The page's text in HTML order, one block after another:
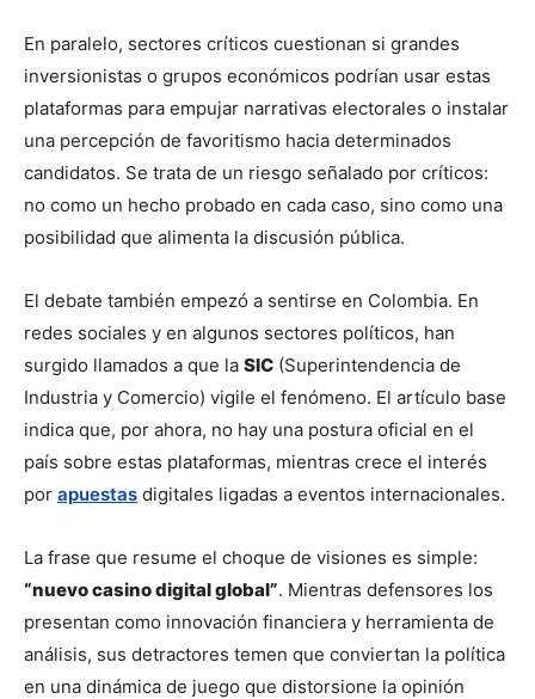
En paralelo, sectores críticos cuestionan si grandes
inversionistas o grupos económicos podrían usar estas
plataformas para empujar narrativas electorales o instalar
una percepción de favoritismo hacia determinados
candidatos. Se trata de un riesgo señalado por críticos:
no como un hecho probado en cada caso, sino como una
posibilidad que alimenta la discusión pública.
El debate también empezó a sentirse en Colombia. En
redes sociales y en algunos sectores políticos, han
surgido llamados a que la SIC (Superintendencia de
Industria y Comercio) vigile el fenómeno. El artículo base
indica que, por ahora, no hay una postura oficial en el
país sobre estas plataformas, mientras crece el interés
por apuestas digitales ligadas a eventos internacionales.
“nuevo casino digital global”. Mientras defensores los
presentan como innovación financiera y herramienta de
análisis, sus detractores temen que conviertan la política
en una dinámica de juego que distorsione la opinión